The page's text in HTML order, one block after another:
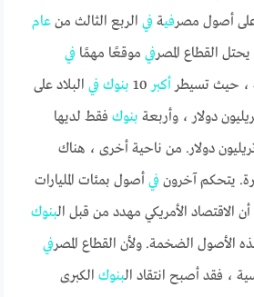
على أصول مصرفيةفي الربع الثالث منعام
القطاع المصرفي موقعًا مهمًافي
، حيث تسيطر أكبر بنوك في البلاد على
بنوك فقط لديها
دولار. من ناحية أخرى ، هناك
يتحكم آخرونفي أصول بمئات المليارات
الاقتصاد الأمريكي مهدد من قبل البنوك
الأصول الضخمة. ولأن القطاع المصرفي
، فقد أصبح انتقاد البنوك الكبرى